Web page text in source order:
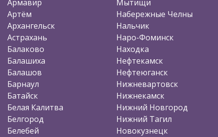
Армавир
Артём
Архангельск
Астрахань
Балаково
Балашиха
Балашов
Барнаул
Батайск
Белая Калитва
Белгород
Белебей
Мытищи
Набережные Челны
Нальчик
Наро-Фоминск
Находка
Нефтекамск
Нефтеюганск
Нижневартовск
Нижнекамск
Нижний Новгород
Нижний Тагил
Новокузнецк